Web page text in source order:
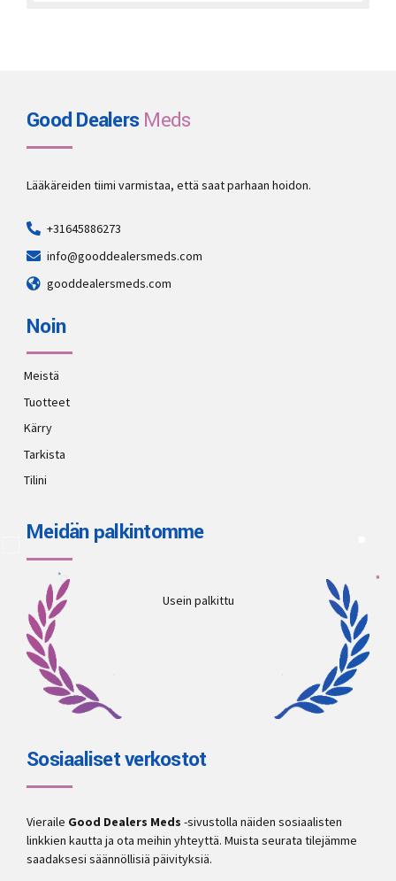
Good DealersMeds
Lääkäreiden tiimi varmistaa, että saat parhaan hoidon.
+31645886273
info@gooddealersmeds.com
gooddealersmeds.com
Noin
Meistä
Tuotteet
Kärry
Tarkista
Tilini
Meidän palkintomme
Usein palkittu
Sosiaaliset verkostot
Vieraile Good Dealers Meds -sivustolla näiden sosiaalisten
linkkien kautta ja ota meihin yhteyttä. Muista seurata tilejämme
saadaksesi säännöllisiä päivityksiä.